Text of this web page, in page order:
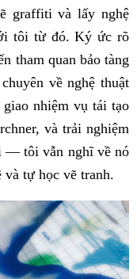
graffiti và lấy nghệ
tôi từ đó. Ký ức rõ
tham quan bảo tàng
về nghệ thuật
nhiệm vụ tái tạo
và trải nghiệm
— tôi vẫn nghĩ về nó
tự học vẽ tranh.